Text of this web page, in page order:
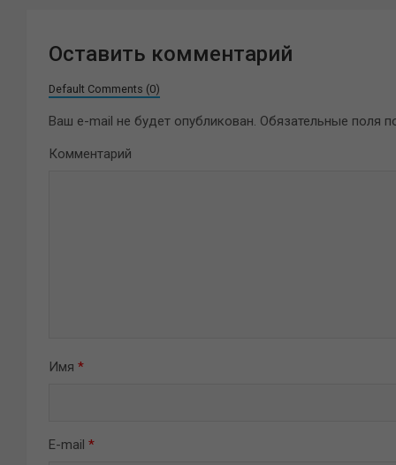
Оставить комментарий
Default Comments (0)
Ваш e-mail не будет опубликован. Обязательные поля
Комментарий
Имя *
E-mail *